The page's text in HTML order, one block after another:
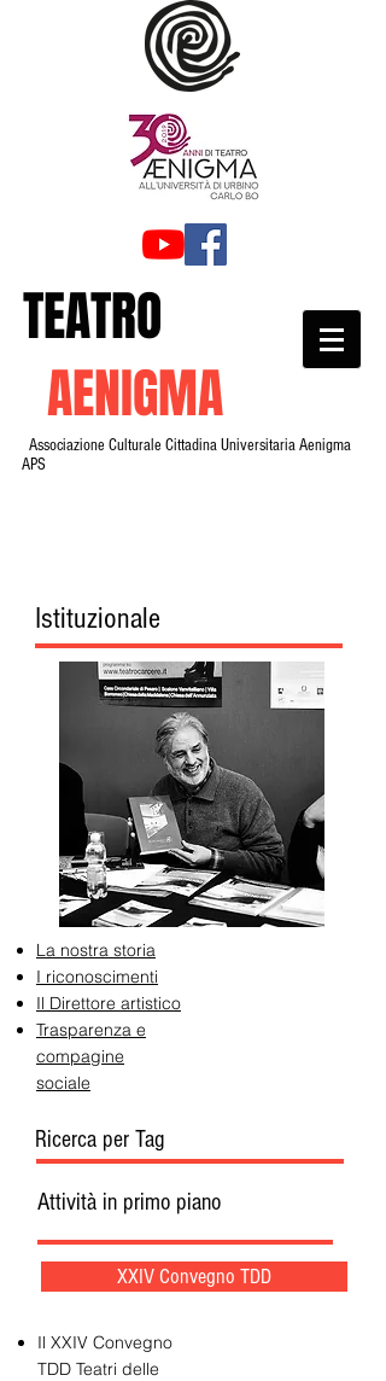
TEATRO
AENIGMA
Associazione Culturale Cittadina Universitaria Aenigma
APS
Istituzionale
La nostra storia
I riconoscimenti
Il Direttore artistico
Trasparenza e
compagine
sociale
Ricerca per Tag
Attività in primo piano
XXIV Convegno TDD
Il XXIV Convegno
TDD Teatri delle